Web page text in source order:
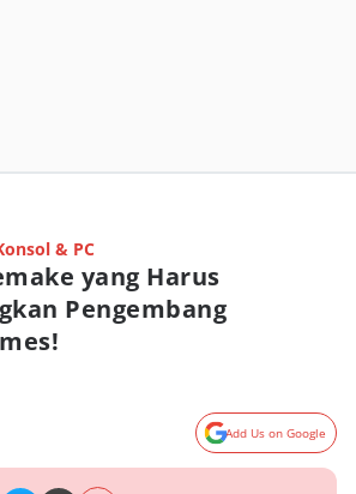
& PC
yang Harus
Pengembang
Add Us on Google